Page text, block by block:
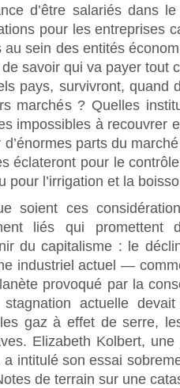
d’être salariés dans
pour les entreprises
sein des entités
savoir qui va payer tout
pays, survivront, quand
marchés ? Quelles
impossibles à recouvrer
d’énormes parts du
éclateront pour le
pour l’irrigation et la
soient ces
liés qui promettent
du capitalisme : le
industriel actuel —
provoqué par la
actuelle
gaz à effet de serre,
Elizabeth Kolbert, une
a intitulé son essai
de terrain sur une